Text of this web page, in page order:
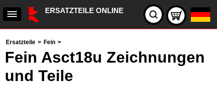
ERSATZTEILE ONLINE
Ersatzteile > Fein >
Fein Asct18u Zeichnungen
und Teile